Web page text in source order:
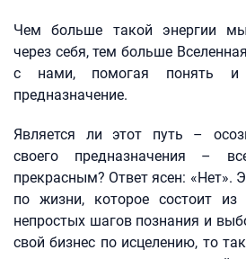
Чем больше такой энергии
через себя, тем больше
с нами, помогая понять и
предназначение.
Является ли этот путь –
своего предназначения –
прекрасным? Ответ ясен: «Нет».
по жизни, которое состоит
непростых шагов познания и
свой бизнес по исцелению, то